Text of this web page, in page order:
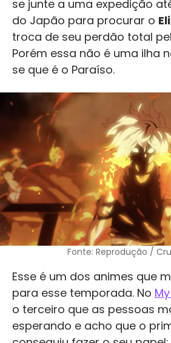
se junte a uma expedição
do Japão para procurar o
troca de seu perdão total
Porém essa não é uma ilha
se que é o Paraíso.
Fonte: Reprodução /
Esse é um dos animes que
para esse temporada. No
o terceiro que as pessoas
esperando e acho que o